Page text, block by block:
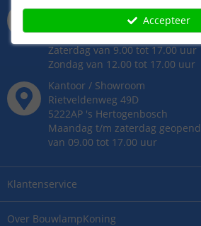
Over BouwlampKoning
Klantenservice
073 704 11 00
Whatsapp op ma t/m vr
van 9.00 tot 22.00 uur
Zaterdag van 9.00 tot 17.00 uur
Zondag van 12.00 tot 17.00 uur
Kantoor / Showroom
Rietveldenweg 49D
5222AP 's Hertogenbosch
Maandag t/m zaterdag geopend
van 09.00 tot 17.00 uur
Accepteer